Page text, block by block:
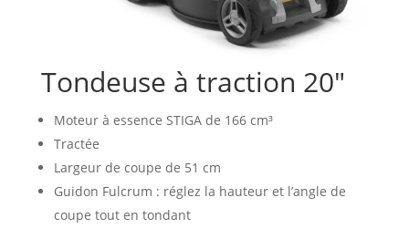
Tondeuse à traction 20″
Moteur à essence STIGA de 166 cm³
Tractée
Largeur de coupe de 51 cm
Guidon Fulcrum : réglez la hauteur et l’angle de
coupe tout en tondant